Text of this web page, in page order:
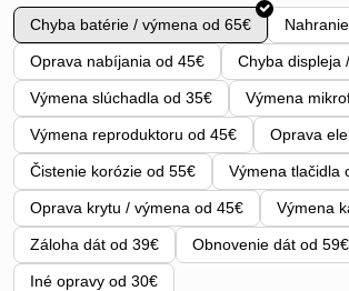
Chyba batérie / výmena od 65€
Oprava nabíjania od 45€ Chyba displeja
Výmena slúchadla od 35€ Výmena
Výmena reproduktoru od 45€ Oprava
Čistenie korózie od 55€ Výmena tlačidla
Oprava krytu / výmena od 45€ Výmena
Záloha dát od 39€ Obnovenie dát od 59€
Iné opravy od 30€